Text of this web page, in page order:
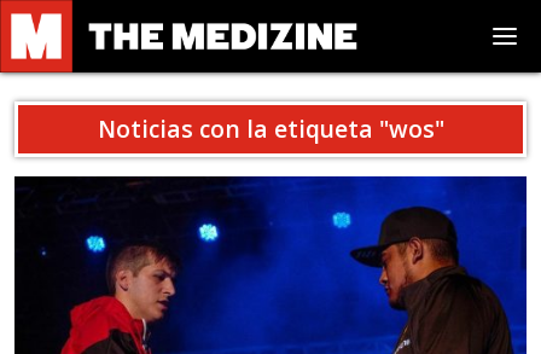
Noticias con la etiqueta "wos"